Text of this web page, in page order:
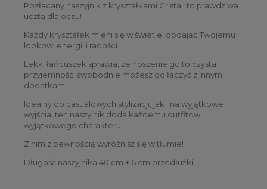
Pozłacany naszyjnik z kryształkami Cristal, to prawdziwa
uczta dla oczu!
Każdy kryształek mieni się w świetle, dodając Twojemu
lookowi energii i radości.
Lekki łańcuszek sprawia, że noszenie go to czysta
przyjemność, swobodnie możesz go łączyć z innymi
dodatkami.
Idealny do casualowych stylizacji, jak i na wyjątkowe
wyjścia, ten naszyjnik doda każdemu outfitowi
wyjątkowego charakteru.
Z nim z pewnością wyróżnisz się w tłumie!
Długość naszyjnika 40 cm + 6 cm przedłużki.